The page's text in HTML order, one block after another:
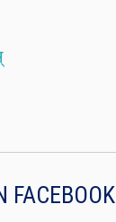
FACEBOOK